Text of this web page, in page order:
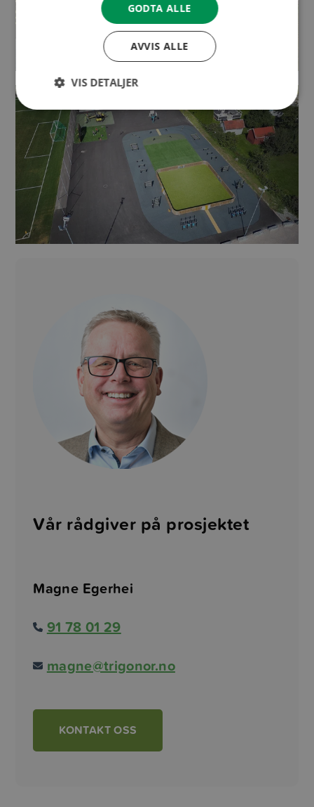
Vår rådgiver på prosjektet
Magne Egerhei
91 78 01 29
magne@trigonor.no
KONTAKT OSS
GODTA ALLE
AVVIS ALLE
VIS DETALJER